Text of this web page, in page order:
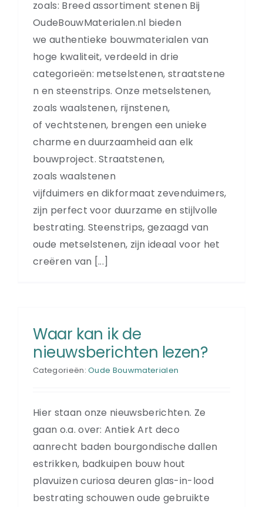
zoals: Breed assortiment stenen Bij
OudeBouwMaterialen.nl bieden
we authentieke bouwmaterialen van
hoge kwaliteit, verdeeld in drie
categorieën: metselstenen, straatstene
n en steenstrips. Onze metselstenen,
zoals waalstenen, rijnstenen,
of vechtstenen, brengen een unieke
charme en duurzaamheid aan elk
bouwproject. Straatstenen,
zoals waalstenen
vijfduimers en dikformaat zevenduimers,
zijn perfect voor duurzame en stijlvolle
bestrating. Steenstrips, gezaagd van
oude metselstenen, zijn ideaal voor het
creëren van [...]
Waar kan ik de
nieuwsberichten lezen?
Categorieën:Oude Bouwmaterialen
Hier staan onze nieuwsberichten. Ze
gaan o.a. over: Antiek Art deco
aanrecht baden bourgondische dallen
estrikken, badkuipen bouw hout
plavuizen curiosa deuren glas-in-lood
bestrating schouwen oude gebruikte